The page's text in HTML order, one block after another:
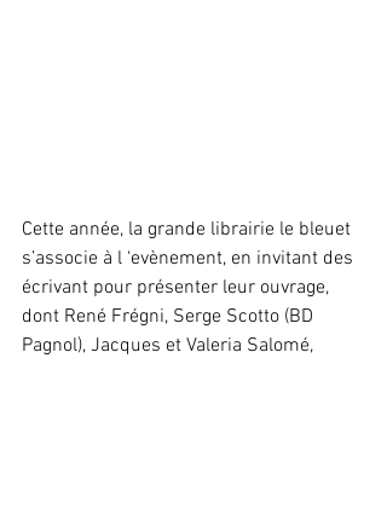
Cette année, la grande librairie le bleuet
s’associe à l ‘evènement, en invitant des
écrivant pour présenter leur ouvrage,
dont René Frégni, Serge Scotto (BD
Pagnol), Jacques et Valeria Salomé,